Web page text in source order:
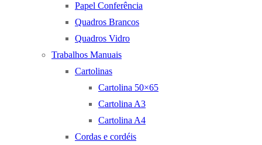
Papel Conferência
Quadros Brancos
Quadros Vidro
Trabalhos Manuais
Cartolinas
Cartolina 50×65
Cartolina A3
Cartolina A4
Cordas e cordéis